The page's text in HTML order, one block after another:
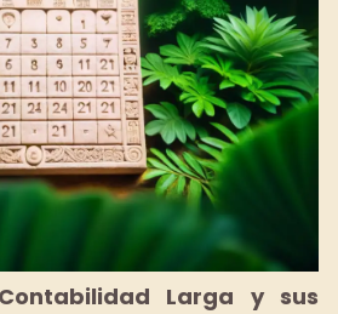
Larga y sus